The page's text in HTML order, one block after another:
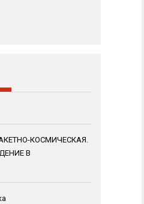
КОСМИЧЕСКАЯ.
В